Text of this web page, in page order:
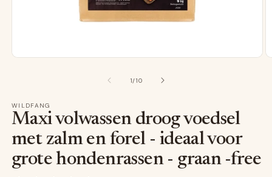
modaal
venster
1/van
10
WILDFANG
Maxi volwassen droog voedsel
met zalm en forel - ideaal voor
grote hondenrassen - graan -free